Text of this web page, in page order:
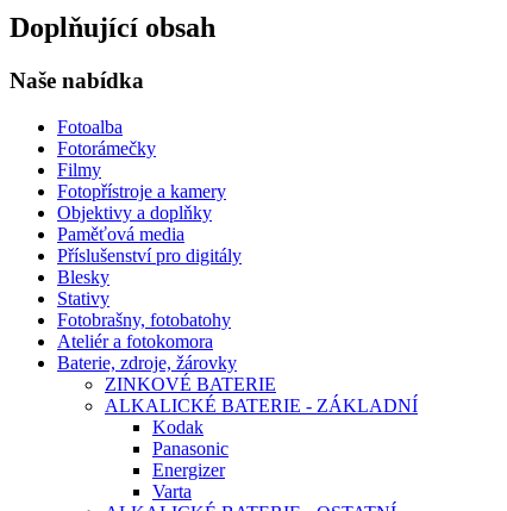
Doplňující obsah
Naše nabídka
Fotoalba
Fotorámečky
Filmy
Fotopřístroje a kamery
Objektivy a doplňky
Paměťová media
Příslušenství pro digitály
Blesky
Stativy
Fotobrašny, fotobatohy
Ateliér a fotokomora
Baterie, zdroje, žárovky
ZINKOVÉ BATERIE
ALKALICKÉ BATERIE - ZÁKLADNÍ
Kodak
Panasonic
Energizer
Varta